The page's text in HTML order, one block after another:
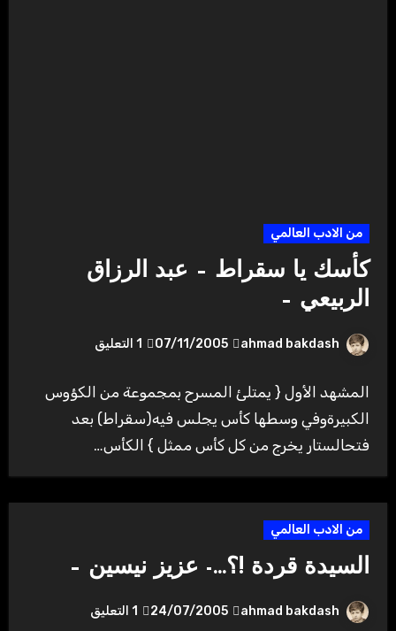
من الادب العالمي
كأسك يا سقراط – عبد الرزاق
الربيعي –
ahmad bakdash
07/11/2005 1 التعليق
المشهد الأول { يمتلئ المسرح بمجموعة من الكؤوس
الكبيرةوفي وسطها كأس يجلس فيه(سقراط) بعد
فتحالستار يخرج من كل كأس ممثل } الكأس…
من الادب العالمي
السيدة قردة !؟…- عزيز نيسين –
ahmad bakdash
24/07/2005 1 التعليق